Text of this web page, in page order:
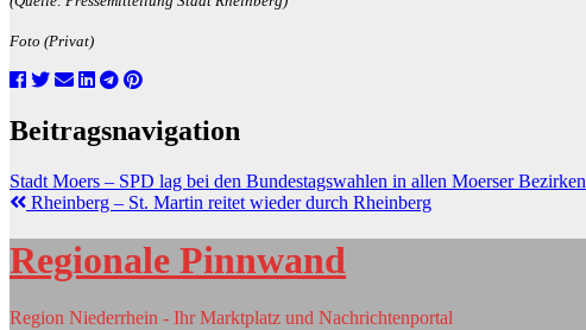
Foto (Privat)
Beitragsnavigation
Stadt Moers – SPD lag bei den Bundestagswahlen in allen Moerser
Rheinberg – St. Martin reitet wieder durch Rheinberg
Regionale Pinnwand
Region Niederrhein - Ihr Marktplatz und Nachrichtenportal